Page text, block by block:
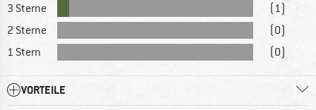
3 Sterne
(1)
2 Sterne
(0)
1 Stern
(0)
VORTEILE